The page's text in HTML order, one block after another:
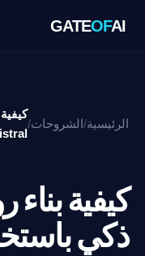
GATEOF
/ الشروحات/
كيفية
Mistral وClaude وChatGPT
بناء